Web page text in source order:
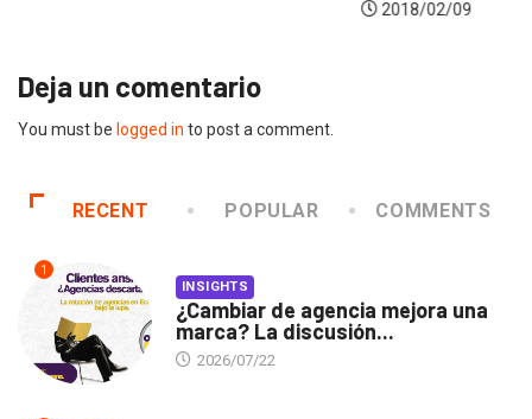
Deja un comentario
You must be logged in to post a comment.
RECENT POPULAR COMMENTS
1
INSIGHTS
¿Cambiar de agencia mejora una
marca? La discusión...
2026/07/22